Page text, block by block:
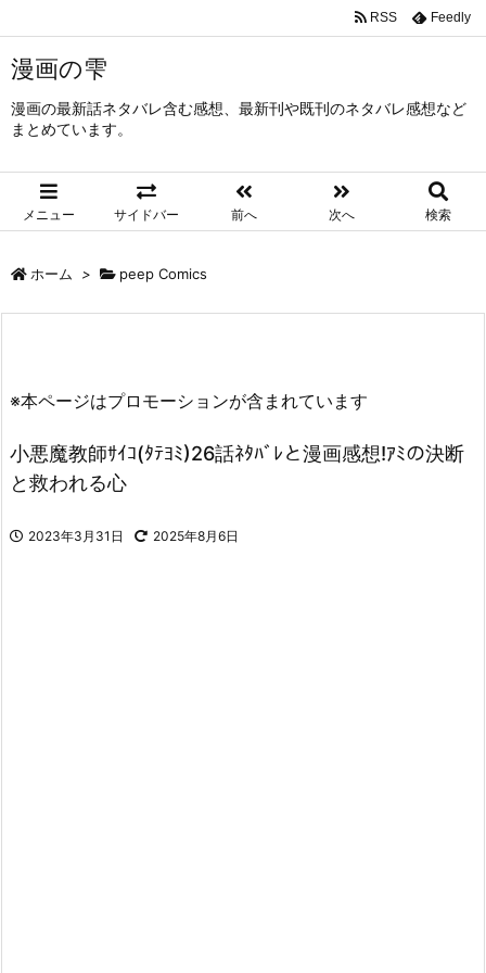
漫画の雫
漫画の最新話ネタバレ含む感想、最新刊や既刊のネタバレ感想など
まとめています。
メニュー サイドバー 前へ 次へ 検索
RSS Feedly
ホーム > peep Comics
※本ページはプロモーションが含まれています
小悪魔教師ｻｲｺ(ﾀﾃﾖﾐ)26話ﾈﾀﾊﾞﾚと漫画感想!ｱﾐの決断
と救われる心
2023年3月31日 2025年8月6日